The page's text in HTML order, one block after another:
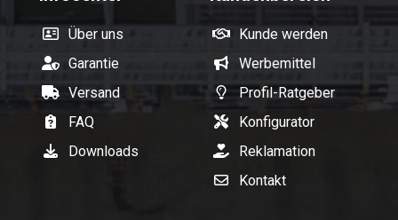
Über uns
Garantie
Versand
FAQ
Downloads
Kunde werden
Werbemittel
Profil-Ratgeber
Konfigurator
Reklamation
Kontakt